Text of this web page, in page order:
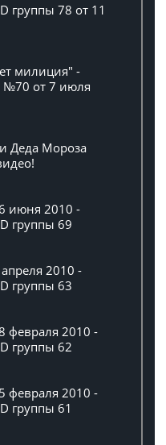
группы 78 от 11
милиция" -
№70 от 7 июля
Деда Мороза
июня 2010 -
группы 69
2010 -
группы 63
февраля 2010 -
группы 62
февраля 2010 -
группы 61